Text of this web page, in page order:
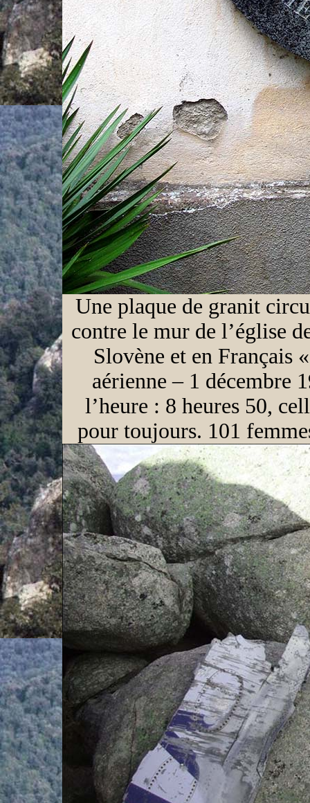
Une plaque de granit
contre le mur de l’église
Slovène et en Français
aérienne – 1 décembre
l’heure : 8 heures 50,
pour toujours. 101